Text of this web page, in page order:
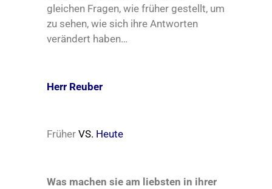
gleichen Fragen, wie früher gestellt, um
zu sehen, wie sich ihre Antworten
verändert haben…
Herr Reuber
FrüherVS. Heute
Was machen sie am liebsten in ihrer